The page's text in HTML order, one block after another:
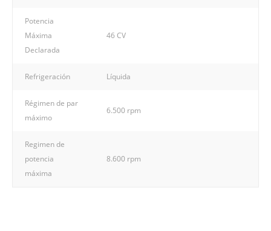
Potencia
Máxima
Declarada
46 CV
Refrigeración Líquida
Régimen de par
máximo
6.500 rpm
Regimen de
potencia
máxima
8.600 rpm